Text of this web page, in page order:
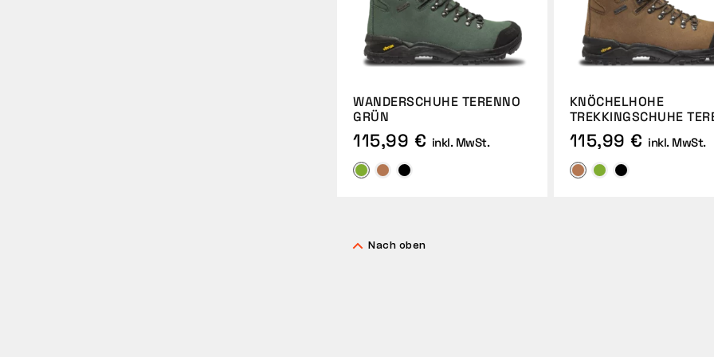
WANDERSCHUHE TERENNO
GRÜN
115,99 € inkl. MwSt.
KNÖCHELHOHE
TREKKINGSCHUHE
115,99 € inkl. MwSt.
Nach oben